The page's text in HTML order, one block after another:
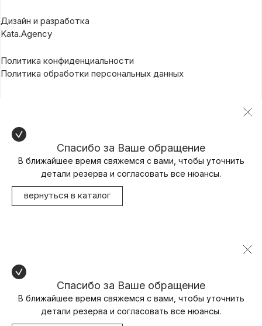
Дизайн и разработка
Kata.Agency
Политика конфиденциальности
Политика обработки персональных данных
Спасибо за Ваше обращение
В ближайшее время свяжемся с вами, чтобы уточнить
детали резерва и согласовать все нюансы.
вернуться в каталог
Спасибо за Ваше обращение
В ближайшее время свяжемся с вами, чтобы уточнить
детали резерва и согласовать все нюансы.